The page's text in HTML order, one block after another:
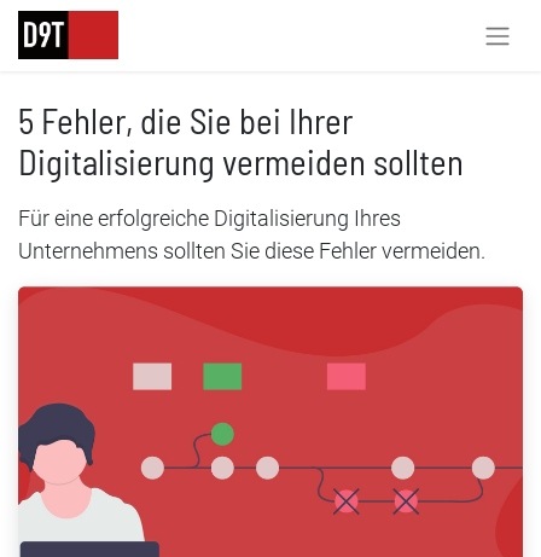
5 Fehler, die Sie bei Ihrer
Digitalisierung vermeiden sollten
Für eine erfolgreiche Digitalisierung Ihres
Unternehmens sollten Sie diese Fehler vermeiden.